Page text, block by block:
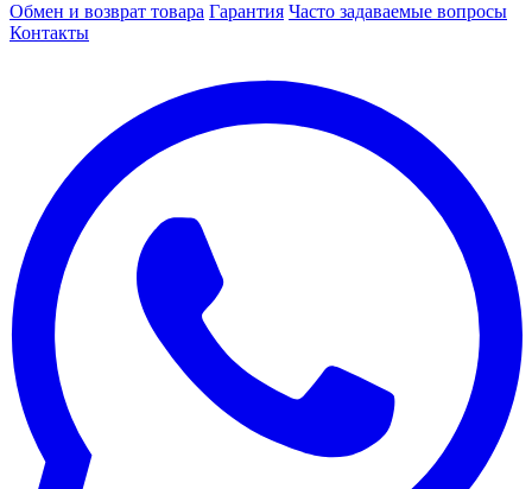
Обмен и возврат товара Гарантия Часто задаваемые вопросы
Контакты